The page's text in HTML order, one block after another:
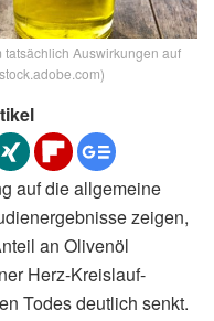
Auswirkungen auf
auf die allgemeine
zeigen,
an Olivenöl
Herz-Kreislauf-
Todes deutlich senkt.